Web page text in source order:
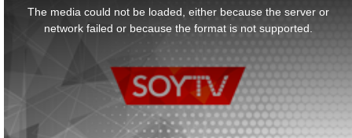
The media could not be loaded, either because the server or
network failed or because the format is not supported.